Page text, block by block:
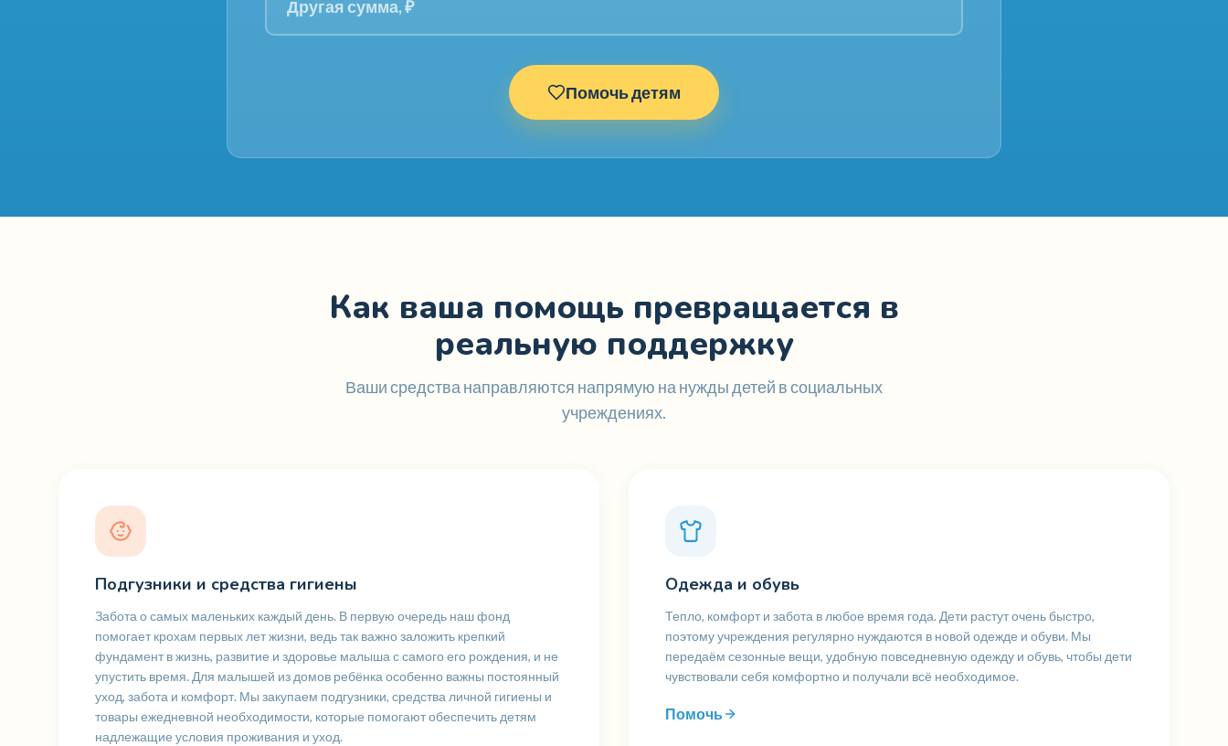
Помочь детям
Как ваша помощь превращается в
реальную поддержку
Ваши средства направляются напрямую на нужды детей в социальных
учреждениях.
Подгузники и средства гигиены
Забота о самых маленьких каждый день. В первую очередь наш фонд
помогает крохам первых лет жизни, ведь так важно заложить крепкий
фундамент в жизнь, развитие и здоровье малыша с самого его рождения, и не
упустить время. Для малышей из домов ребёнка особенно важны постоянный
уход, забота и комфорт. Мы закупаем подгузники, средства личной гигиены и
товары ежедневной необходимости, которые помогают обеспечить детям
надлежащие условия проживания и уход.
Одежда и обувь
Тепло, комфорт и забота в любое время года. Дети растут очень быстро,
поэтому учреждения регулярно нуждаются в новой одежде и обуви. Мы
передаём сезонные вещи, удобную повседневную одежду и обувь, чтобы дети
чувствовали себя комфортно и получали всё необходимое.
Помочь